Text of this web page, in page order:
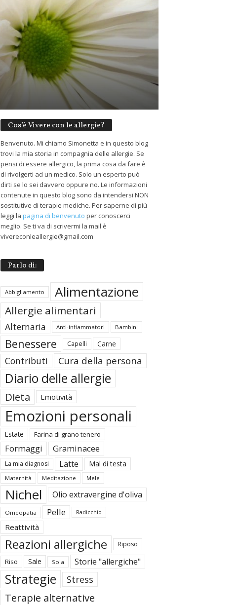
Cos’è Vivere con le allergie?
Benvenuto. Mi chiamo Simonetta e in questo blog
trovi la mia storia in compagnia delle allergie. Se
pensi di essere allergico, la prima cosa da fare è
di rivolgerti ad un medico. Solo un esperto può
dirti se lo sei davvero oppure no. Le informazioni
contenute in questo blog sono da intendersi NON
sostitutive di terapie mediche. Per saperne di più
leggi la pagina di benvenuto per conoscerci
meglio. Se ti va di scrivermi la mail è
vivereconleallergie@gmail.com
Parlo di:
Abbigliamento Alimentazione
Allergie alimentari
Alternaria Anti-infiammatori Bambini
Benessere Capelli Carne
Contributi Cura della persona
Diario delle allergie
Dieta Emotività
Emozioni personali
Estate Farina di grano tenero
Formaggi Graminacee
La mia diagnosi Latte Mal di testa
Maternità Meditazione Mele
Nichel Olio extravergine d'oliva
Omeopatia Pelle Radicchio
Reattività
Reazioni allergiche Riposo
Riso Sale Soia Storie "allergiche"
Strategie Stress
Terapie alternative